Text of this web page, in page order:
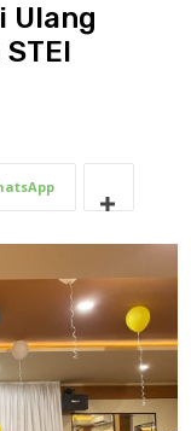
Ulang